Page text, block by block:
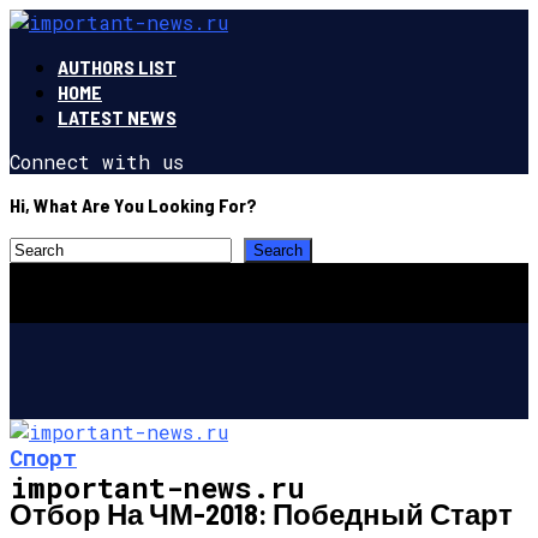
AUTHORS LIST
HOME
LATEST NEWS
Connect with us
Hi, What Are You Looking For?
important-news.ru
Спорт
Отбор На ЧМ-2018: Победный Старт